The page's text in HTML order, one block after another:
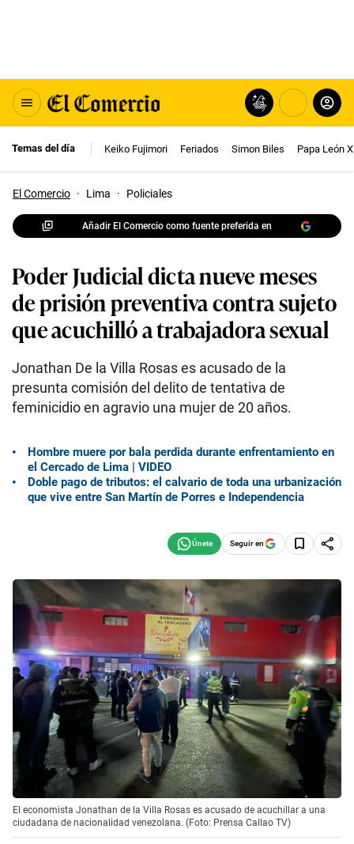
Temas del día Keiko Fujimori Feriados Simon Biles Papa León
El Comercio · Lima · Policiales
Añadir El Comercio como fuente preferida en
Poder Judicial dicta nueve meses
de prisión preventiva contra sujeto
que acuchilló a trabajadora sexual
Jonathan De la Villa Rosas es acusado de la
presunta comisión del delito de tentativa de
feminicidio en agravio una mujer de 20 años.
Hombre muere por bala perdida durante enfrentamiento en
el Cercado de Lima | VIDEO
Doble pago de tributos: el calvario de toda una urbanización
que vive entre San Martín de Porres e Independencia
Seguir en
El economista Jonathan de la Villa Rosas es acusado de acuchillar a una
ciudadana de nacionalidad venezolana. (Foto: Prensa Callao TV)